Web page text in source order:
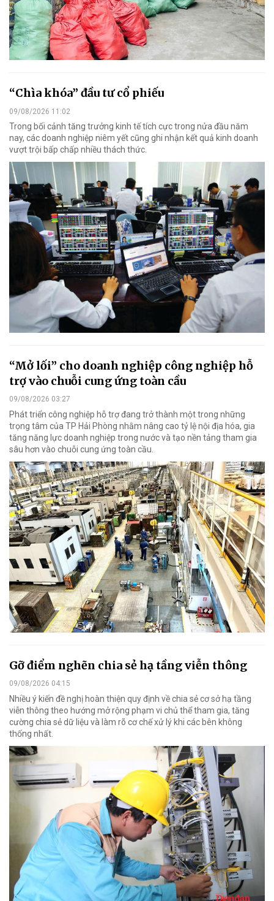
“Chìa khóa” đầu tư cổ phiếu
09/08/2026 11:02
Trong bối cảnh tăng trưởng kinh tế tích cực trong nửa đầu năm
nay, các doanh nghiệp niêm yết cũng ghi nhận kết quả kinh doanh
vượt trội bấp chấp nhiều thách thức.
“Mở lối” cho doanh nghiệp công nghiệp hỗ
trợ vào chuỗi cung ứng toàn cầu
09/08/2026 03:27
Phát triển công nghiệp hỗ trợ đang trở thành một trong những
trọng tâm của TP Hải Phòng nhằm nâng cao tỷ lệ nội địa hóa, gia
tăng năng lực doanh nghiệp trong nước và tạo nền tảng tham gia
sâu hơn vào chuỗi cung ứng toàn cầu.
Gỡ điểm nghẽn chia sẻ hạ tầng viễn thông
09/08/2026 04:15
Nhiều ý kiến đề nghị hoàn thiện quy định về chia sẻ cơ sở hạ tầng
viễn thông theo hướng mở rộng phạm vi chủ thể tham gia, tăng
cường chia sẻ dữ liệu và làm rõ cơ chế xử lý khi các bên không
thống nhất.